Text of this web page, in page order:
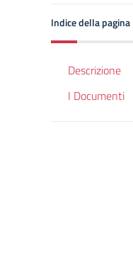
Indice della pagina
Descrizione
I Documenti